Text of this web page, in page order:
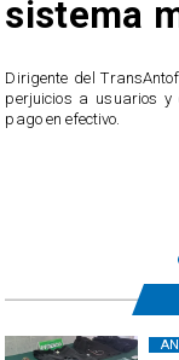
sistema
​Dirigente del
perjuicios a usuarios y
pago en efectivo.